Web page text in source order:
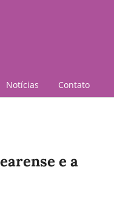
Notícias Contato
e a